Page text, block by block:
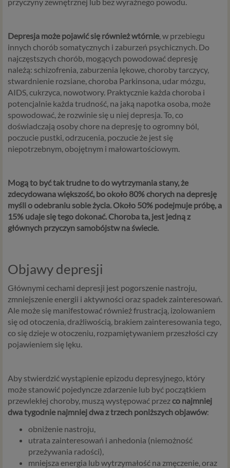
Depresja może pojawić się również wtórnie, w przebiegu
innych chorób somatycznych i zaburzeń psychicznych. Do
najczęstszych chorób, mogących powodować depresję
należą: schizofrenia, zaburzenia lękowe, choroby tarczycy,
stwardnienie rozsiane, choroba Parkinsona, udar mózgu,
AIDS, cukrzyca, nowotwory. Praktycznie każda choroba i
potencjalnie każda trudność, na jaką napotka osoba, może
spowodować, że rozwinie się u niej depresja. To, co
doświadczają osoby chore na depresję to ogromny ból,
poczucie pustki, odrzucenia, poczucie że jest się
niepotrzebnym, obojętnym i małowartościowym.
Mogą to być tak trudne to do wytrzymania stany, że
zdecydowana większość, bo około 80% chorych na depresję
myśli o odebraniu sobie życia. Około 50% podejmuje próbę, a
15% udaje się tego dokonać. Choroba ta, jest jedną z
głównych przyczyn samobójstw na świecie.
Objawy depresji
Głównymi cechami depresji jest pogorszenie nastroju,
zmniejszenie energii i aktywności oraz spadek zainteresowań.
Ale może się manifestować również frustracją, izolowaniem
się od otoczenia, drażliwością, brakiem zainteresowania tego,
co się dzieje w otoczeniu, rozpamiętywaniem przeszłości czy
pojawieniem się lęku.
Aby stwierdzić wystąpienie epizodu depresyjnego, który
może stanowić pojedyncze zdarzenie lub być początkiem
przewlekłej choroby, muszą występować przezco najmniej
dwa tygodnie najmniej dwa z trzech poniższych objawów:
obniżenie nastroju,
utrata zainteresowań i anhedonia (niemożność
przeżywania radości),
mniejsza energia lub wytrzymałość na zmęczenie,oraz